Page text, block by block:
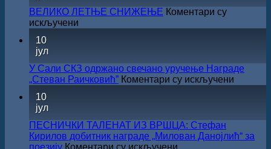
издања
на
српском
ЖИЧКЕ
ХРИСОВУЉЕ
ЗА
ВЕЛИКО ЛЕТЊЕ СНИЖЕЊЕ Коментари су
искључени
10
јул
У Сали СКЗ одржано свечано уручење Награде
„Стеван Раичковић” Коментари су искључени
свечано
10
јул
ПЕСНИЧКИ ТАЛЕНАТ ИЗ ВРШЦА: Стефан
Кирилов добитник награде „Милован Данојлић“ за
поезију Коментари су искључени